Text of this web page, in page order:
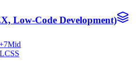
Low-Code Development)
7Mid
CSS